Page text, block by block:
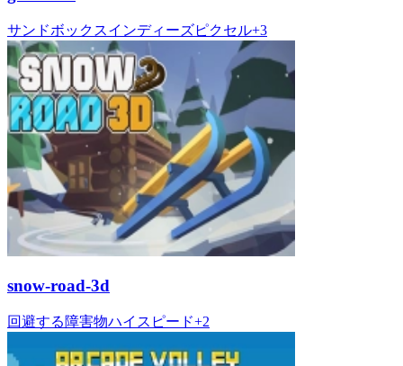
サンドボックスインディーズピクセル+3
snow-road-3d
回避する障害物ハイスピード+2